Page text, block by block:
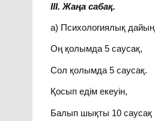
ІІІ. Жаңа сабақ.
а) Психологиялық
Оң қолымда 5 саусақ,
Сол қолымда 5 саусақ.
Қосып едім екеуін,
Балып шықты 10 саусақ